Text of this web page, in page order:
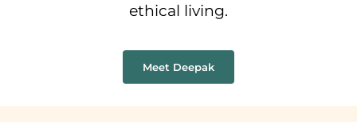
ethical living.
Meet Deepak